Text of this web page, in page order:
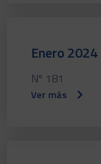
Enero 2024
Nº 181
Ver más